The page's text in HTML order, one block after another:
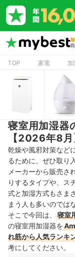
TOP 家電 加
寝室用加湿器
【2026年8月
乾燥や風邪対策など
るために、ぜひ取り
メーカーから販売さ
りするタイプや、ス
式と加湿方式もさま
まう人も多いのでは
そこで今回は、
寝室
の寝室用加湿器を
れ筋から人気ランキ
考にしてください。